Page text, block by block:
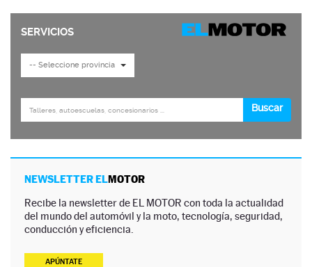
NEWSLETTER ELMOTOR
Recibe la newsletter de EL MOTOR con toda la actualidad
del mundo del automóvil y la moto, tecnología, seguridad,
conducción y eficiencia.
APÚNTATE